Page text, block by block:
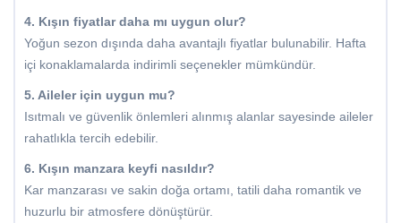
4. Kışın fiyatlar daha mı uygun olur?
Yoğun sezon dışında daha avantajlı fiyatlar bulunabilir. Hafta
içi konaklamalarda indirimli seçenekler mümkündür.
5. Aileler için uygun mu?
Isıtmalı ve güvenlik önlemleri alınmış alanlar sayesinde aileler
rahatlıkla tercih edebilir.
6. Kışın manzara keyfi nasıldır?
Kar manzarası ve sakin doğa ortamı, tatili daha romantik ve
huzurlu bir atmosfere dönüştürür.